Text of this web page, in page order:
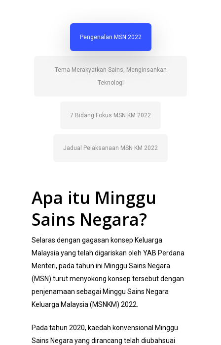
Pengenalan MSN 2022
Tema Merakyatkan Sains, Menginsankan
Teknologi
7 Bidang Fokus MSN KM 2022
Jadual Pelaksanaan MSN KM 2022
Apa itu Minggu
Sains Negara?
Selaras dengan gagasan konsep Keluarga
Malaysia yang telah digariskan oleh YAB Perdana
Menteri, pada tahun ini Minggu Sains Negara
(MSN) turut menyokong konsep tersebut dengan
penjenamaan sebagai Minggu Sains Negara
Keluarga Malaysia (MSNKM) 2022.
Pada tahun 2020, kaedah konvensional Minggu
Sains Negara yang dirancang telah diubahsuai